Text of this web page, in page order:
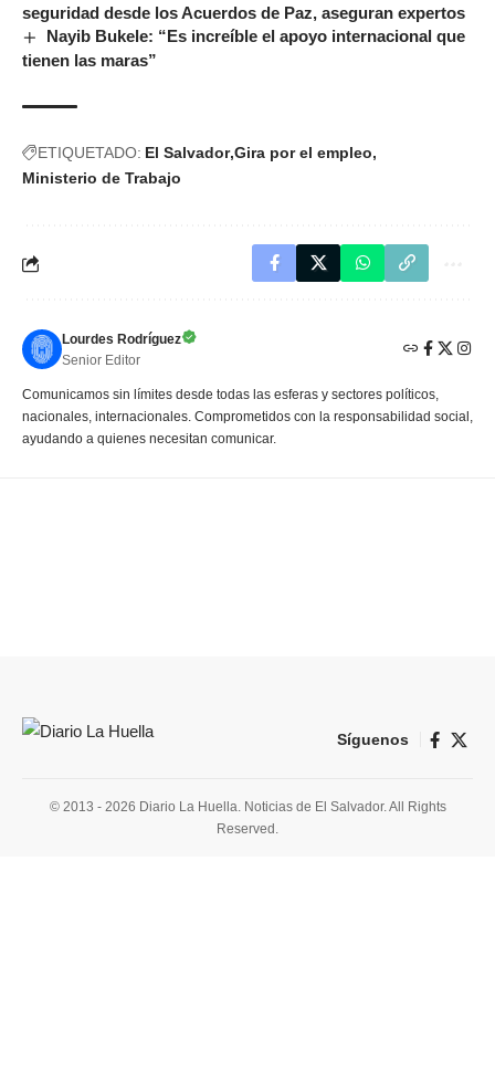
seguridad desde los Acuerdos de Paz, aseguran expertos
Nayib Bukele: “Es increíble el apoyo internacional que
tienen las maras”
ETIQUETADO: El Salvador Gira por el empleo
Ministerio de Trabajo
Lourdes Rodríguez
Senior Editor
Comunicamos sin límites desde todas las esferas y sectores políticos,
nacionales, internacionales. Comprometidos con la responsabilidad social,
ayudando a quienes necesitan comunicar.
Síguenos
© 2013 - 2026 Diario La Huella. Noticias de El Salvador. All Rights
Reserved.